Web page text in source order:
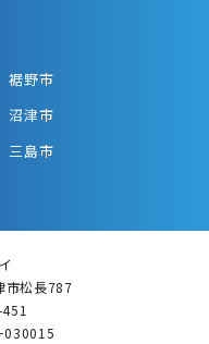
裾野市
沼津市
三島市
市松長787